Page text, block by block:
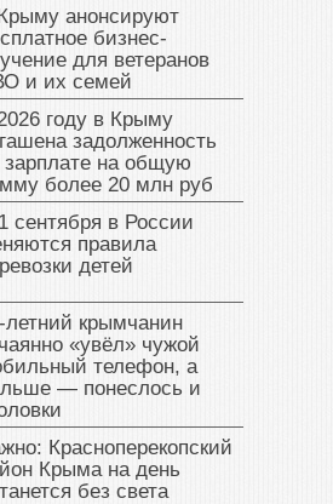
анонсируют
бизнес-
для ветеранов
и их семей
году в Крыму
задолженность
зарплате на общую
более 20 млн руб
сентября в России
правила
детей
крымчанин
«увёл» чужой
телефон, а
— понеслось и
Красноперекопский
Крыма на день
без света